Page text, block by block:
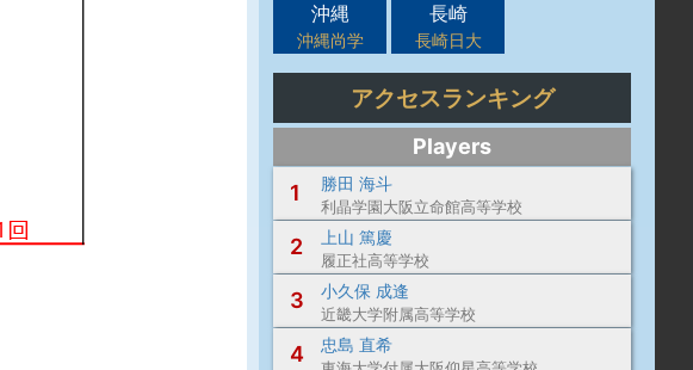
沖縄
沖縄尚学
長崎
長崎日大
アクセスランキング
Players
1
勝田 海斗
利晶学園大阪立命館高等学校
2 上山 篤慶
履正社高等学校
3 小久保 成逢
近畿大学附属高等学校
4 忠島 直希